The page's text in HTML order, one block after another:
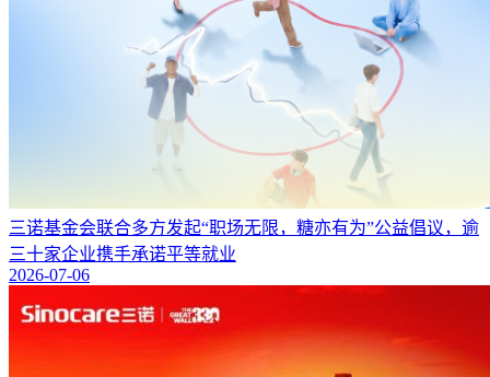
三诺基金会联合多方发起“职场无限，糖亦有为”公益倡议，逾
三十家企业携手承诺平等就业
2026-07-06